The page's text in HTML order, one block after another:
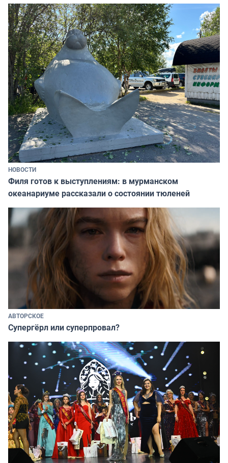
НОВОСТИ
Филя готов к выступлениям: в мурманском
океанариуме рассказали о состоянии тюленей
АВТОРСКОЕ
Супергёрл или суперпровал?